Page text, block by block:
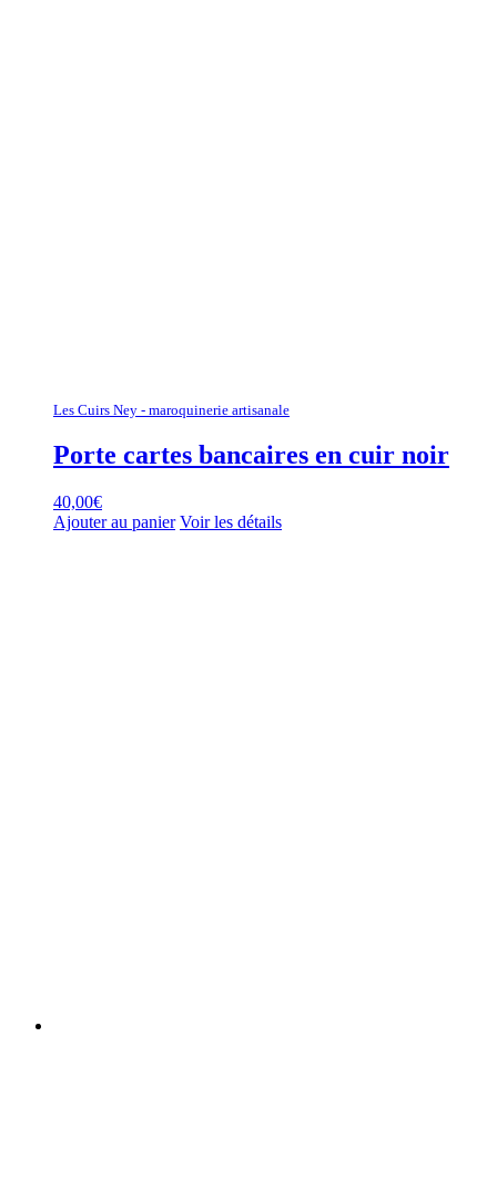
Les Cuirs Ney - maroquinerie artisanale
Porte cartes bancaires en cuir noir
40,00€
Ajouter au panier Voir les détails